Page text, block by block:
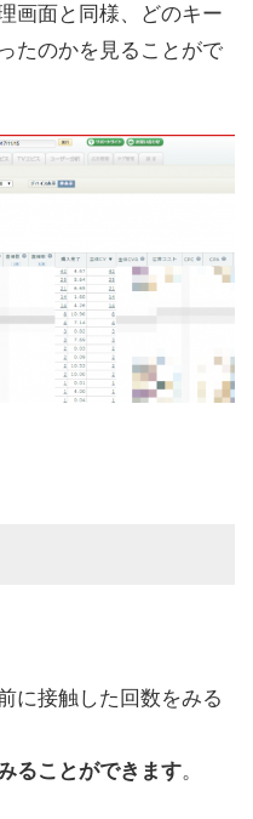
画面と同様、どのキー
たのかを見ることがで
に接触した回数をみる
ることができます。